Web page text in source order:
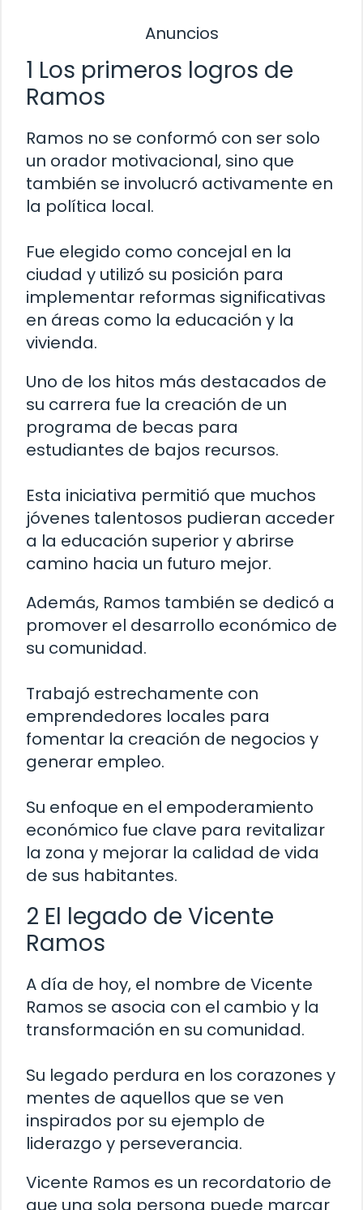
Anuncios
1 Los primeros logros de
Ramos
Ramos no se conformó con ser solo
un orador motivacional, sino que
también se involucró activamente en
la política local.
Fue elegido como concejal en la
ciudad y utilizó su posición para
implementar reformas significativas
en áreas como la educación y la
vivienda.
Uno de los hitos más destacados de
su carrera fue la creación de un
programa de becas para
estudiantes de bajos recursos.
Esta iniciativa permitió que muchos
jóvenes talentosos pudieran acceder
a la educación superior y abrirse
camino hacia un futuro mejor.
Además, Ramos también se dedicó a
promover el desarrollo económico de
su comunidad.
Trabajó estrechamente con
emprendedores locales para
fomentar la creación de negocios y
generar empleo.
Su enfoque en el empoderamiento
económico fue clave para revitalizar
la zona y mejorar la calidad de vida
de sus habitantes.
2 El legado de Vicente
Ramos
A día de hoy, el nombre de Vicente
Ramos se asocia con el cambio y la
transformación en su comunidad.
Su legado perdura en los corazones y
mentes de aquellos que se ven
inspirados por su ejemplo de
liderazgo y perseverancia.
Vicente Ramos es un recordatorio de
que una sola persona puede marcar